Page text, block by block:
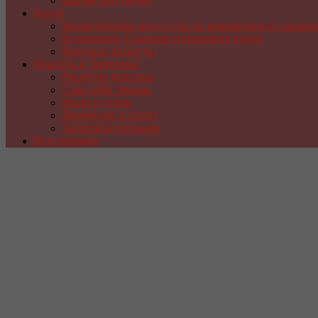
Кухня
Кондитерское искусство из марципана и
Кулинария. Сладкая и красивая кухня
Вкусные рецепты
Красота и Здоровье
Рецепты красоты
Сам себе лекарь
Мода и стиль
Движение и спорт
Здоровое питание
Все рубрики